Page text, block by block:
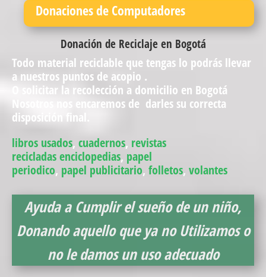
Donaciones de Computadores
Donación de Reciclaje en Bogotá
Todo material reciclable que tengas lo podrás llevar
a nuestros puntos de acopio .
O solicitar la recolección a domicilio en Bogotá
Nosotros nos encaremos de darles su correcta
disposición final.
libros usados, cuadernos, revistas
recicladasenciclopedias, papel
periodico, papel publicitario, folletos, volantes
Ayuda a Cumplir el sueño de un niño,
Donando aquello que ya no Utilizamos o
no le damos un uso adecuado